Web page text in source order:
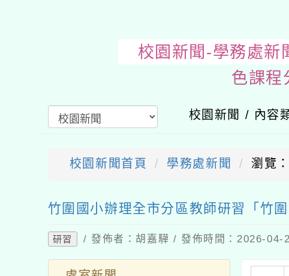
校園新聞-學務
校園新聞 / 內容
校園新聞首頁 學務處新聞 瀏覽
送出
竹圍國小辦理全市分區教師研習「竹
研習 / 發佈者：胡嘉驊 / 發佈時間：2026-04-